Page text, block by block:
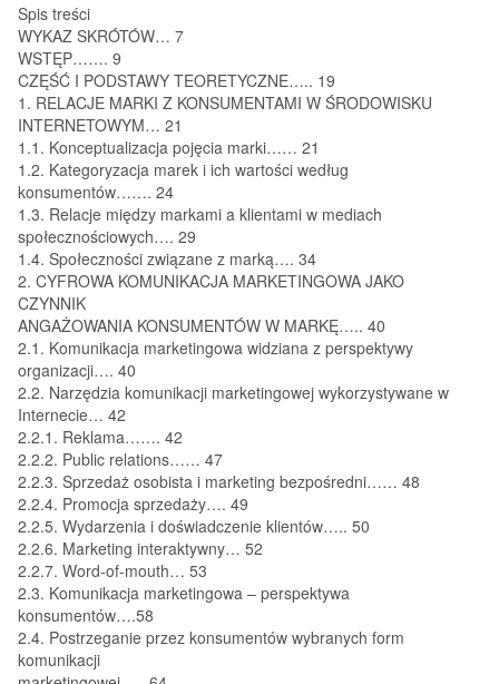
Spis treści
WYKAZ SKRÓTÓW… 7
WSTĘP……. 9
CZĘŚĆ I PODSTAWY TEORETYCZNE….. 19
1. RELACJE MARKI Z KONSUMENTAMI W ŚRODOWISKU
INTERNETOWYM… 21
1.1. Konceptualizacja pojęcia marki…… 21
1.2. Kategoryzacja marek i ich wartości według
konsumentów……. 24
1.3. Relacje między markami a klientami w mediach
społecznościowych…. 29
1.4. Społeczności związane z marką…. 34
2. CYFROWA KOMUNIKACJA MARKETINGOWA JAKO
CZYNNIK
ANGAŻOWANIA KONSUMENTÓW W MARKĘ….. 40
2.1. Komunikacja marketingowa widziana z perspektywy
organizacji…. 40
2.2. Narzędzia komunikacji marketingowej wykorzystywane w
Internecie… 42
2.2.1. Reklama……. 42
2.2.2. Public relations…… 47
2.2.3. Sprzedaż osobista i marketing bezpośredni…… 48
2.2.4. Promocja sprzedaży…. 49
2.2.5. Wydarzenia i doświadczenie klientów….. 50
2.2.6. Marketing interaktywny… 52
2.2.7. Word-of-mouth… 53
2.3. Komunikacja marketingowa – perspektywa
konsumentów….58
2.4. Postrzeganie przez konsumentów wybranych form
komunikacji